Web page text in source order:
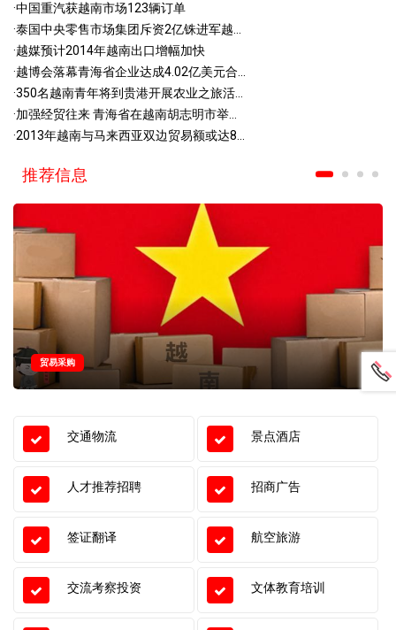
·中国重汽获越南市场123辆订单
·泰国中央零售市场集团斥资2亿铢进军越...
·越媒预计2014年越南出口增幅加快
·越博会落幕青海省企业达成4.02亿美元合...
·350名越南青年将到贵港开展农业之旅活...
·加强经贸往来 青海省在越南胡志明市举...
·2013年越南与马来西亚双边贸易额或达8...
推荐信息
贸易采购
交通物流 景点酒店
人才推荐招聘 招商广告
签证翻译 航空旅游
交流考察投资 文体教育培训